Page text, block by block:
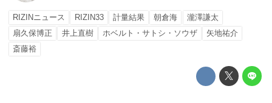
RIZINニュース RIZIN33 計量結果 朝倉海
瀧澤謙太
扇久保博正
井上直樹 ホベルト・サトシ・ソウザ
矢地祐介
斎藤裕